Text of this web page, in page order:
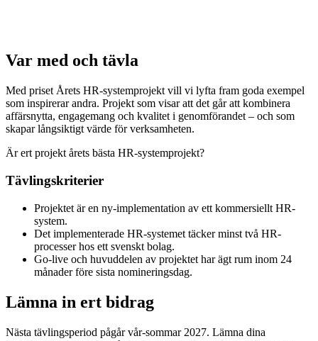
Var med och tävla
Med priset Årets HR-systemprojekt vill vi lyfta fram goda exempel
som inspirerar andra. Projekt som visar att det går att kombinera
affärsnytta, engagemang och kvalitet i genomförandet – och som
skapar långsiktigt värde för verksamheten.
Är ert projekt årets bästa HR-systemprojekt?
Tävlingskriterier
Projektet är en ny-implementation av ett kommersiellt HR-
system.
Det implementerade HR-systemet täcker minst två HR-
processer hos ett svenskt bolag.
Go-live och huvuddelen av projektet har ägt rum inom 24
månader före sista nomineringsdag.
Lämna in ert bidrag
Nästa tävlingsperiod pågår vår-sommar 2027. Lämna dina